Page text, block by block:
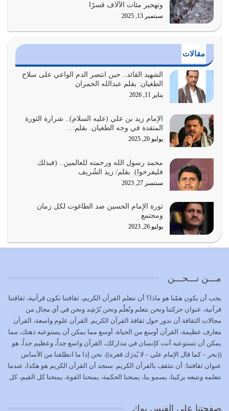
أراد الله لهذه الأمة ان تكون خير امة أخرجت للناس بالنهوض
الدين الذي شرعه الله لا يجوز أن يخضع لآرائنا وأهوائنا
واجتهاداتنا لأننا سنختلف ونتفرق
يوليو 24, 2026
أمة عاجزة عن النهوض…
يوليو 23, 2026
بحبل الله جميعاً وليس كل…
يوليو 22, 2026
يشاء ويذل من يشاء
يوليو 21, 2026
{إِنَّ الدِّينَ عِنْدَ اللَّهِ الْإسْلامُ} الدين الذي شرعه الله للناس في
تتحقق الحقوق للجميع
يوليو 18, 2026
بعض صفات المتقين {الصَّابِرِينَ وَالصَّادِقِينَ وَالْقَانِتِينَ
وَالْمُنْفِقِينَ…
يوليو 17, 2026
الاعتصام بحبل الله أمر إلهي للمؤمنين وهو بمثابة سبب بينهم
يوليو 16, 2026
وتهجير مئات الآلاف قسرًا
سبتمبر 13, 2025
مقالات
الشهيد القائد.. حين انتصر الدم الواعي على سلاح
الطغيان: بقلم عبدالله الحمران
يناير 11, 2026
الإمام زيد بن علي (عليه السلام).. شرارة الثورة
المتقدة في وجه الطغيان. بقلم:…
يوليو 20, 2025
محمد رسول الله ورحمته للعالمين.. (فبذلك
فليفرحوا). بقلم/ زيد الشُريف
سبتمبر 27, 2023
ثورة الإمام الحسين ضد الطاغوت لكل زمان
ومجتمع
يوليو 26, 2023
مـــن نـــحـــن
يجب أن يكون همّنا هو ماذا؟ أن نتعلم القرآن الكريم، ثقافتنا تكون قرآنية، ثقافتنا
قرآنية، عنوان حركتنا ونحن نتعلم ونُعلّم ونحن نُرْشِد ونحن في أي مجال من
مجالات الثقافة أن ندور حول ثقافة القرآن الكريم. القرآن علوم واسعة، القرآن
معارف عظيمة، القرآن أوسع من الحياة، أوسع مما يمكن أن يستوعبه ذهنك، مما
يمكن أن تستوعبه أنت كإنسان في مداركك، القرآن واسع جداً، وعظيم جداً، هو
((بحر – كما قال الإمام علي – لا يُدرَك قعره)). نحن إذا ما انطلقنا من الأساس
عنوان ثقافتنا: أن نتثقف بالقرآن الكريم. سنجد أن القرآن الكريم هو هكذا، عندما
نتعلمه ونتبعه يزكينا، يسمو بنا، يمنحنا الحكمة، يمنحنا القوة، يمنحنا كل القيم، كل
صفحتنا على الفيس بوك